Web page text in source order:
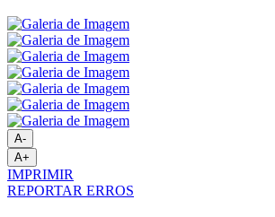
A-
A+
IMPRIMIR
REPORTAR ERROS